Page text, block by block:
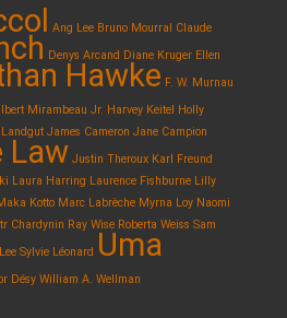
Ang Lee Bruno Mourral Claude
Denys Arcand Diane Kruger Ellen
Hawke F. W. Murnau
Mirambeau Jr. Harvey Keitel Holly
Landgut James Cameron Jane Campion
Law Justin Theroux Karl Freund
Laura Harring Laurence Fishburne Lilly
Kotto Marc Labrèche Myrna Loy Naomi
Chardynin Ray Wise Roberta Weiss Sam
Sylvie Léonard Uma
Désy William A. Wellman